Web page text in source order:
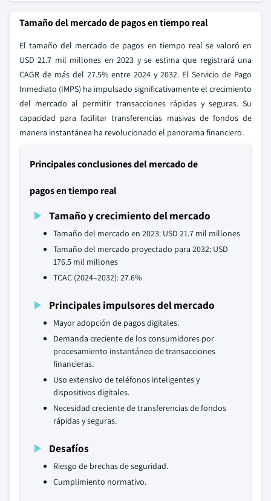
Tamaño del mercado de pagos en tiempo real
El tamaño del mercado de pagos en tiempo real se valoró en
USD 21.7 mil millones en 2023 y se estima que registrará una
CAGR de más del 27.5% entre 2024 y 2032. El Servicio de Pago
Inmediato (IMPS) ha impulsado significativamente el crecimiento
del mercado al permitir transacciones rápidas y seguras. Su
capacidad para facilitar transferencias masivas de fondos de
manera instantánea ha revolucionado el panorama financiero.
Principales conclusiones del mercado de
pagos en tiempo real
Tamaño y crecimiento del mercado
Tamaño del mercado en 2023: USD 21.7 mil millones
Tamaño del mercado proyectado para 2032: USD
176.5 mil millones
TCAC (2024–2032): 27.6%
Principales impulsores del mercado
Mayor adopción de pagos digitales.
Demanda creciente de los consumidores por
procesamiento instantáneo de transacciones
financieras.
Uso extensivo de teléfonos inteligentes y
dispositivos digitales.
Necesidad creciente de transferencias de fondos
rápidas y seguras.
Desafíos
Riesgo de brechas de seguridad.
Cumplimiento normativo.